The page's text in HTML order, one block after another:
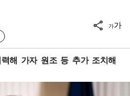
가가
해 가자 원조 등 추가 조치해